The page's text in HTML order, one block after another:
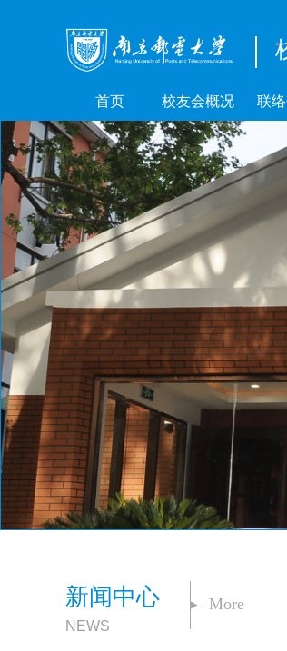
首页 校友会概况 联
新闻中心
NEWS
More